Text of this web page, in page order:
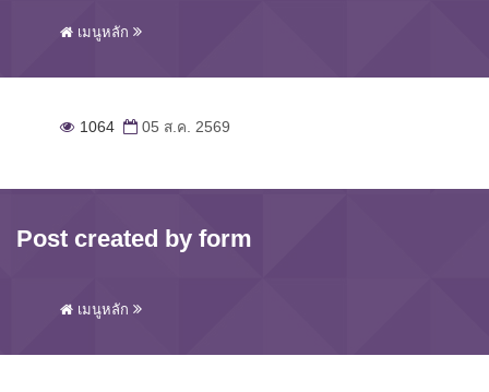
เมนูหลัก
1064 05 ส.ค. 2569
Post created by form
เมนูหลัก